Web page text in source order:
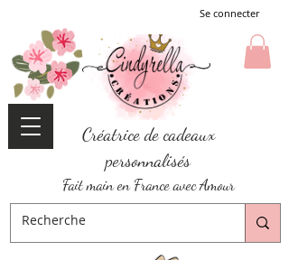
Se connecter
Créatrice de cadeaux
personnalisés
Fait main en France avec Amour